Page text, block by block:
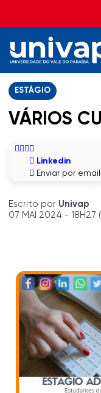
ESTÁGIO
VÁRIOS
Linkedin
Enviar por email
Escrito por Univap
07 MAI 2024 - 18H27